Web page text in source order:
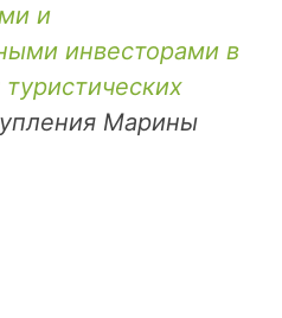
и
инвесторами в
туристических
Марины